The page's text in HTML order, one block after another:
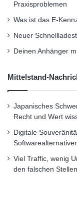
Praxisproblemen
Was ist das E-
Neuer
Deinen Anhänger
Mittelstand-
Japanisches
Recht und Wert
Digitale
Viel Traffic, wenig
den falschen